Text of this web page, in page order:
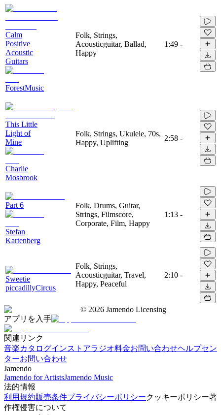
Calm
Positive
Acoustic
Guitars
ForestMusic
Folk, Strings,
Acousticguitar, Ballad,
Happy
1:49 -
This Little
Light of
Mine
Charlie
Mosbrook
Folk, Strings, Ukulele, 70s,
Happy, Uplifting
2:58 -
Part 6
Stefan
Kartenberg
Folk, Drums, Guitar,
Strings, Filmscore,
Corporate, Film, Happy
1:13 -
Sweetie
piccadillyCircus
Folk, Strings,
Acousticguitar, Travel,
Happy, Peaceful
2:10 -
© 2026 Jamendo Licensing
アプリを入手
関連リンク
音楽カタログインストアラジオ料金お問い合わせヘルプセン
ターお問い合わせ
Jamendo
Jamendo for ArtistsJamendo Music
法的情報
利用規約販売条件プライバシーポリシークッキーポリシー著
作権侵害について